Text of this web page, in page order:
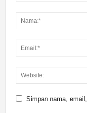
Simpan nama,